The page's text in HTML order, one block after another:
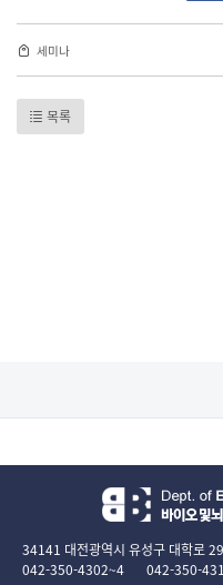
세미나
목록
34141 대전광역시 유성구 대학로
042-350-4302~4
042-350-